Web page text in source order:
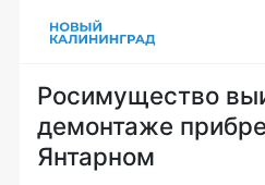
Росимущество
демонтаже
Янтарном